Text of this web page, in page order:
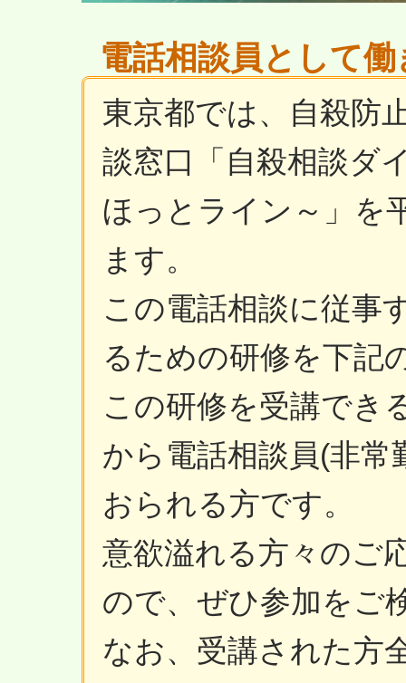
電話相談員として
東京都では、自殺防
談窓口「自殺相談ダ
ほっとライン～」を
ます。
この電話相談に従事
るための研修を下記
この研修を受講でき
から電話相談員(非
おられる方です。
意欲溢れる方々のご
ので、ぜひ参加をご
なお、受講された方